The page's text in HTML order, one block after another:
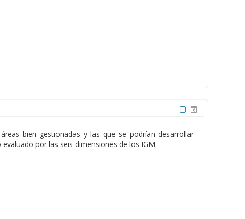
bien gestionadas y las que se podrían desarrollar
por las seis dimensiones de los IGM.